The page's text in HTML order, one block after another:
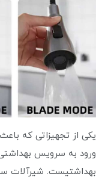
یکی از تجهیزاتی که
ورود به سرویس
بهداشتیست. شیرآلات